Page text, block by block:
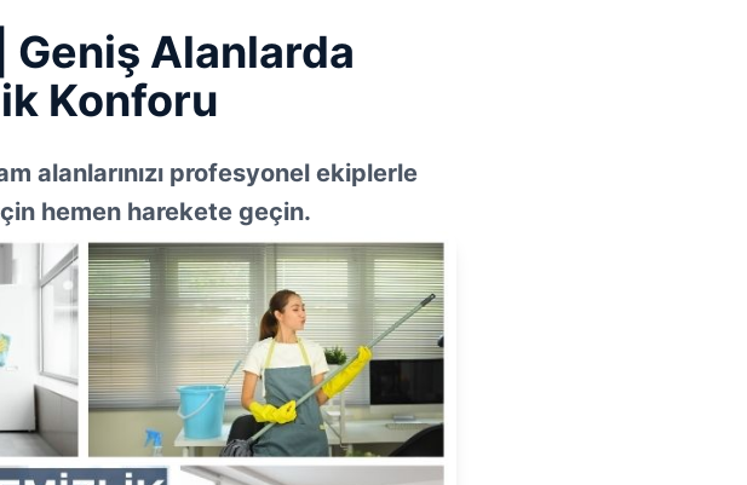
Alanlarda
Konforu
alanlarınızı profesyonel ekiplerle
hemen harekete geçin.